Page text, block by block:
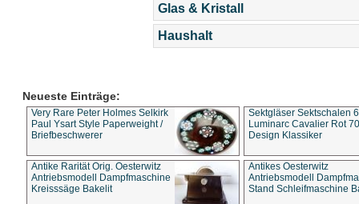
Glas & Kristall
Haushalt
Neueste Einträge:
Very Rare Peter Holmes Selkirk
Paul Ysart Style Paperweight /
Briefbeschwerer
Sektgläser Sektschalen
Luminarc Cavalier Rot
Design Klassiker
Antike Rarität Orig. Oesterwitz
Antriebsmodell Dampfmaschine
Kreisssäge Bakelit
Antikes Oesterwitz
Antriebsmodell
Stand Schleifmaschine